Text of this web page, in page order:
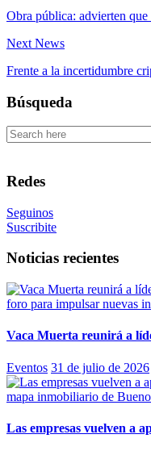
Obra pública: advierten
Next News
Frente a la incertidumbre
Búsqueda
Redes
Seguinos
Suscribite
Noticias recientes
Vaca Muerta reunirá a
Eventos 31 de julio de 2026
Las empresas vuelven a